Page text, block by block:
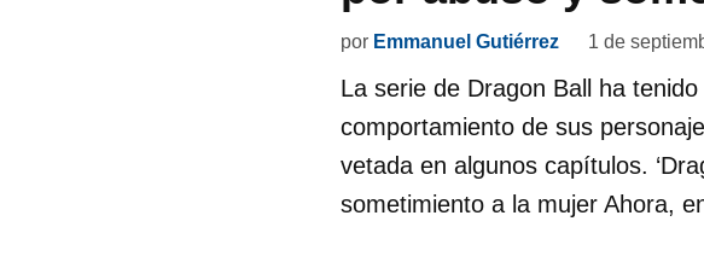
por Emmanuel Gutiérrez 1 de
La serie de Dragon Ball ha
comportamiento de sus
vetada en algunos capítulos.
sometimiento a la mujer Ahora,